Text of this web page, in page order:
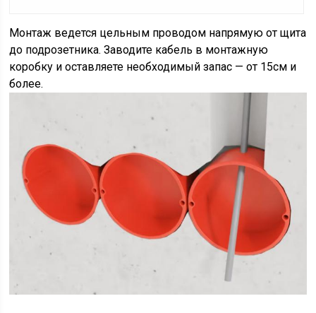
Монтаж ведется цельным проводом напрямую от щита
до подрозетника. Заводите кабель в монтажную
коробку и оставляете необходимый запас — от 15см и
более.